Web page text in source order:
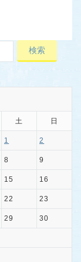
土 日
1 2
8 9
15 16
22 23
29 30